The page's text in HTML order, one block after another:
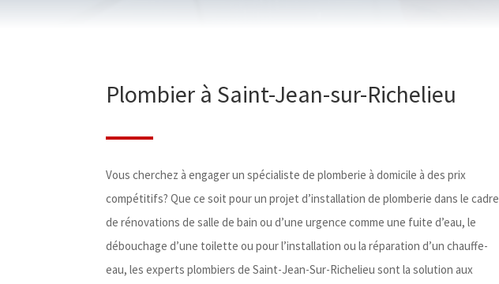
Plombier à Saint-Jean-sur-Richelieu
Vous cherchez à engager un spécialiste de plomberie à domicile à des prix
compétitifs? Que ce soit pour un projet d’installation de plomberie dans le cadre
de rénovations de salle de bain ou d’une urgence comme une fuite d’eau, le
débouchage d’une toilette ou pour l’installation ou la réparation d’un chauffe-
eau, les experts plombiers de Saint-Jean-Sur-Richelieu sont la solution aux